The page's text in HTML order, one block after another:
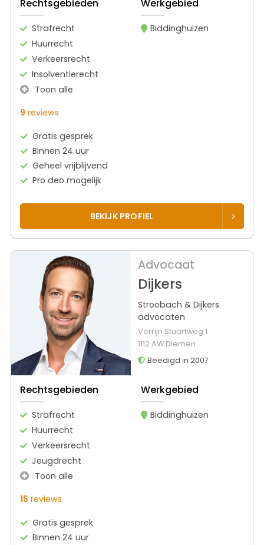
Rechtsgebieden
Strafrecht
Huurrecht
Verkeersrecht
Insolventierecht
Toon alle
Werkgebied
Biddinghuizen
9 reviews
Gratis gesprek
Binnen 24 uur
Geheel vrijblijvend
Pro deo mogelijk
BEKIJK PROFIEL
Advocaat
Dijkers
Stroobach & Dijkers
advocaten
Verrijn Stuartweg 1
1112 AW Diemen
Beëdigd in 2007
Rechtsgebieden
Strafrecht
Huurrecht
Verkeersrecht
Jeugdrecht
Toon alle
Werkgebied
Biddinghuizen
15 reviews
Gratis gesprek
Binnen 24 uur